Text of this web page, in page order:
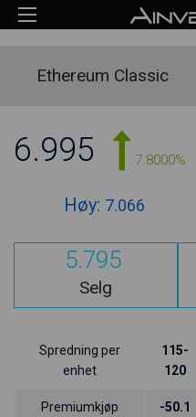
Ethereum Classic
6.995 7.8000%
Høy: 7.066
5.795
Selg
Spredning per
enhet
115-
120
Premiumkjøp -50.1